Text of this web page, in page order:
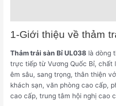
1-Giới thiệu về thảm
Thảm trải sàn Bỉ UL038 là dòng
trực tiếp từ Vương Quốc Bỉ, chất
êm sâu, sang trọng, thân thiện
khách sạn, văn phòng cao cấp,
cao cấp, trung tâm hội nghị cao